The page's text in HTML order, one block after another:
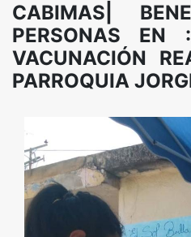
CABIMAS|
PERSONAS EN
VACUNACIÓN
PARROQUIA